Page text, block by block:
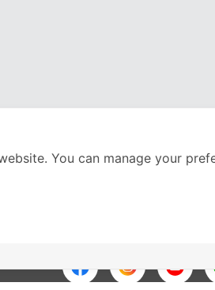
You can manage your